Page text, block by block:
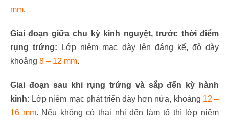
mm.
Giai đoạn giữa chu kỳ kinh nguyệt, trước thời điểm
rụng trứng: Lớp niêm mạc dày lên đáng kể, độ dày
khoảng 8 – 12 mm.
Giai đoạn sau khi rụng trứng và sắp đến kỳ hành
kinh: Lớp niêm mạc phát triển dày hơn nửa, khoảng 12 –
16 mm. Nếu không có thai nhi đến làm tổ thì lớp niêm